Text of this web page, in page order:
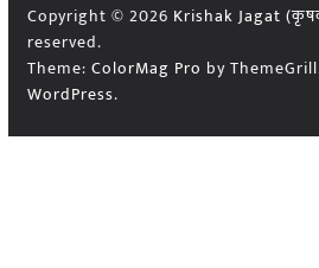
Copyright © 2026 Krishak Jagat
reserved.
Theme: ColorMag Pro by
WordPress.